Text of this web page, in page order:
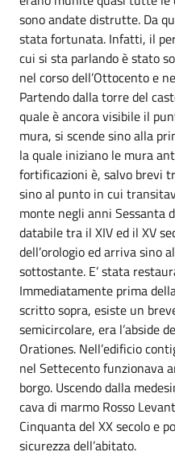
sono andate distrutte. Da
stata fortunata. Infatti, il
cui si sta parlando è stato
nel corso dell’Ottocento e
Partendo dalla torre del
quale è ancora visibile il
mura, si scende sino alla
la quale iniziano le mura
fortificazioni è, salvo brevi
sino al punto in cui
monte negli anni Sessanta
databile tra il XIV ed il XV
dell’orologio ed arriva sino
sottostante. E’ stata
Immediatamente prima
scritto sopra, esiste un
semicircolare, era l’abside
Orationes. Nell’edificio
nel Settecento funzionava
borgo. Uscendo dalla
cava di marmo Rosso
Cinquanta del XX secolo e
sicurezza dell’abitato.